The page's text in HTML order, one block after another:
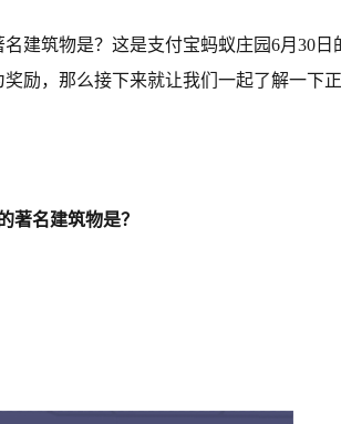
建筑物是？这是支付宝蚂蚁庄园6月30日
励，那么接下来就让我们一起了解一下
著名建筑物是？